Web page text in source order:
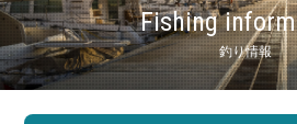
Fishing
釣り情報
マリンクラブ